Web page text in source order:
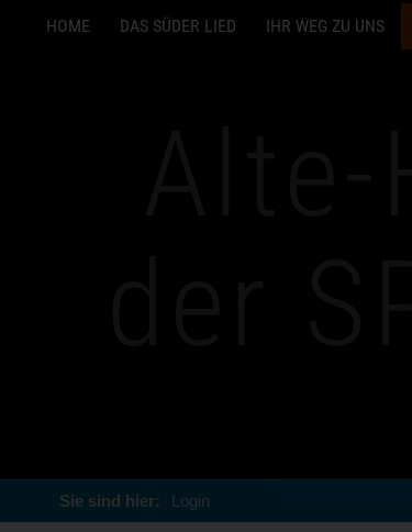
HOME DAS SÜDER LIED IHR WEG ZU UNS
der
Sie sind hier: Login